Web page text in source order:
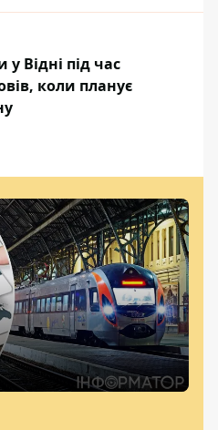
Відні під час
коли планує